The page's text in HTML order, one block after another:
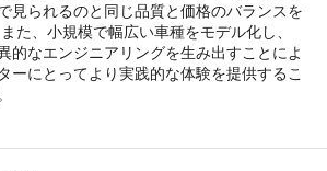
見られるのと同じ品質と価格のバランスを
た、小規模で幅広い車種をモデル化し、
的なエンジニアリングを生み出すことによ
ーにとってより実践的な体験を提供するこ